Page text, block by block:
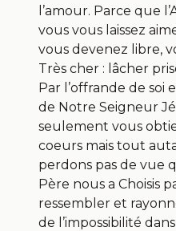
l’amour. Parce que
vous vous laissez
vous devenez libre,
Très cher : lâcher
Par l’offrande de soi
de Notre Seigneur
seulement vous
coeurs mais tout
perdons pas de vue
Père nous a Choisis
ressembler et
de l’impossibilité